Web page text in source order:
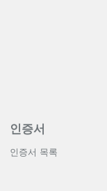
인증서
인증서 목록